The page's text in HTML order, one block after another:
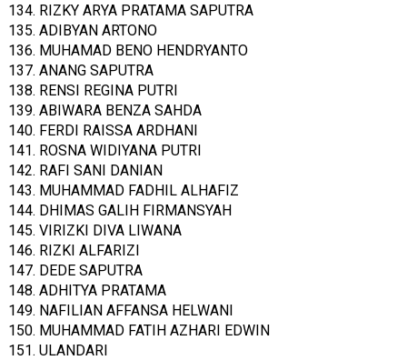
134. RIZKY ARYA PRATAMA SAPUTRA
135. ADIBYAN ARTONO
136. MUHAMAD BENO HENDRYANTO
137. ANANG SAPUTRA
138. RENSI REGINA PUTRI
139. ABIWARA BENZA SAHDA
140. FERDI RAISSA ARDHANI
141. ROSNA WIDIYANA PUTRI
142. RAFI SANI DANIAN
143. MUHAMMAD FADHIL ALHAFIZ
144. DHIMAS GALIH FIRMANSYAH
145. VIRIZKI DIVA LIWANA
146. RIZKI ALFARIZI
147. DEDE SAPUTRA
148. ADHITYA PRATAMA
149. NAFILIAN AFFANSA HELWANI
150. MUHAMMAD FATIH AZHARI EDWIN
151. ULANDARI